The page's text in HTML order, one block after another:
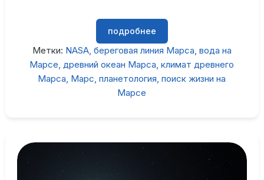
подробнее
Метки: NASA береговая линия Марса вода на
Марсе древний океан Марса климат древнего
Марса Марс планетология поиск жизни на
Марсе